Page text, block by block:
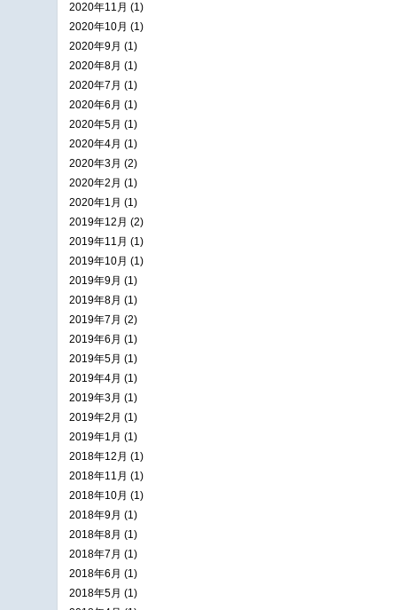
2020年11月 (1)
2020年10月 (1)
2020年9月 (1)
2020年8月 (1)
2020年7月 (1)
2020年6月 (1)
2020年5月 (1)
2020年4月 (1)
2020年3月 (2)
2020年2月 (1)
2020年1月 (1)
2019年12月 (2)
2019年11月 (1)
2019年10月 (1)
2019年9月 (1)
2019年8月 (1)
2019年7月 (2)
2019年6月 (1)
2019年5月 (1)
2019年4月 (1)
2019年3月 (1)
2019年2月 (1)
2019年1月 (1)
2018年12月 (1)
2018年11月 (1)
2018年10月 (1)
2018年9月 (1)
2018年8月 (1)
2018年7月 (1)
2018年6月 (1)
2018年5月 (1)